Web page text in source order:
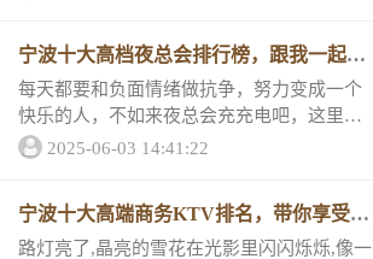
会排名。TO...
宁波十大高档夜总会排行榜，跟我一起了
解宁波夜生活！
每天都要和负面情绪做抗争，努力变成一个
快乐的人，不如来夜总会充充电吧，这里就
是你的快乐加油站！宁波十家高档夜总会排
会排行榜一...
2025-06-03 14:41:22
宁波十大高端商务KTV排名，带你享受纸
醉金迷的夜生活
路灯亮了,晶亮的雪花在光影里闪闪烁烁,像一